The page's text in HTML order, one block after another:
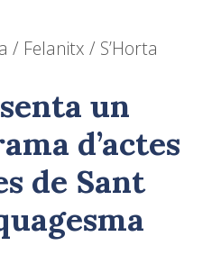
/ Felanitx / S’Horta
un
d’actes
de Sant